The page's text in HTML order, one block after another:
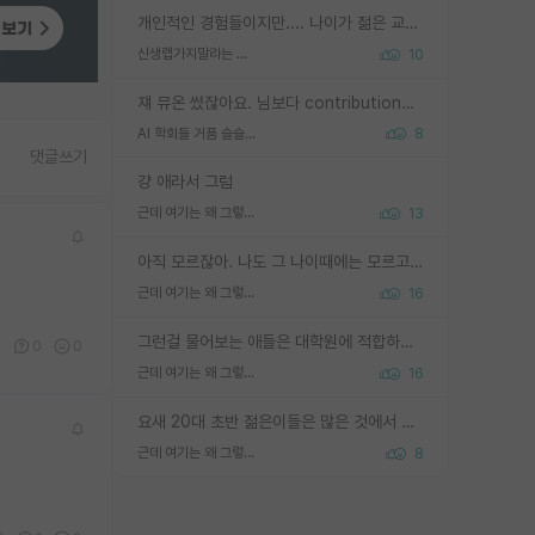
개인적인 경험들이지만.... 나이가 젊은 교수일수록 꼰대라는 가면을 쓴 채로 무례함을 행동하는 경우가 거의 90% 정도였음. 나이가 어린데 다른 또래들과 달리 명예, 권력, 재력까지 얻었으니 세상 다 가진 기분이겠지. 오히러 나이 든 교수들이 행동과 말을 더 조심하시더라.
신생랩가지말라는 이유가 있었구나 10
쟤 뮤온 썼잖아요. 님보다 contribution많음
AI 학회들 거품 슬슬 지적이 나오네요 8
걍 애라서 그럼
근데 여기는 왜 그렇게 SPK를 물어보는거임? 13
아직 모르잖아. 나도 그 나이때에는 모르고 평가 받고 안심하고 싶었어.
근데 여기는 왜 그렇게 SPK를 물어보는거임? 16
그런걸 물어보는 애들은 대학원에 적합하지 않다
근데 여기는 왜 그렇게 SPK를 물어보는거임? 16
요새 20대 초반 젊은이들은 많은 것에서 가성비를 따지더라고요. 내가 이 정도 인풋을 넣었을 때 그만큼 아웃풋이 나올 것인가? 사실 아웃풋이 인풋 대비 리니어하게 나오지 않는 영역을 시도하기 싫어한다는 느낌입니다.
근데 여기는 왜 그렇게 SPK를 물어보는거임? 8
댓글쓰기